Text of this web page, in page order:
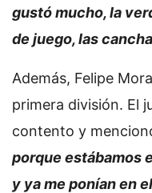
gustó mucho, la
de juego, las
Además, Felipe
primera división. El
contento y
porque estábamos
y ya me ponían en